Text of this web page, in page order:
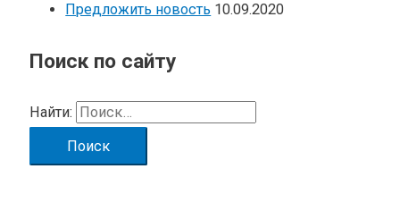
Предложить новость 10.09.2020
Поиск по сайту
Найти: